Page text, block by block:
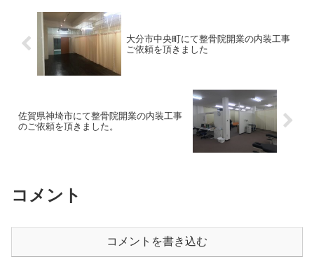
大分市中央町にて整骨院開業の内装工事
ご依頼を頂きました
佐賀県神埼市にて整骨院開業の内装工事
のご依頼を頂きました。
コメント
コメントを書き込む